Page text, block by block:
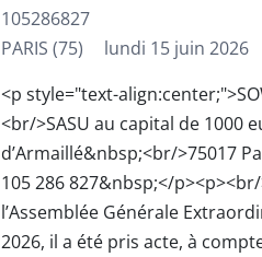
105286827
PARIS (75)
lundi 15 juin 2026
<p style="text-
<br/>SASU au capital de 1000
d’Armaillé&nbsp;<br/>75017
105 286 827&nbsp;</
l’Assemblée Générale
2026, il a été pris acte, à